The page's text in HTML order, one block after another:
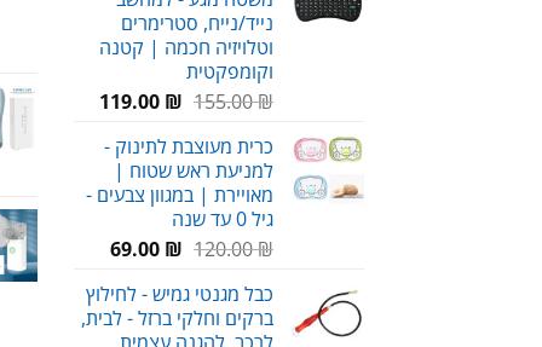
נייד/נייח, סטרימרים
וטלויזיה חכמה | קטנה
וקומפקטית
155.00₪
המחיר
היה:
155.00 ₪.
119.00 ₪
המחיר
כרית מעוצבת לתינוק -
למניעת ראש שטוח |
מאויירת | במגוון צבעים -
גיל 0 עד שנה
120.00₪
המחיר
היה:
120.00 ₪.
69.00 ₪
המחיר
הוא:
69.00 ₪.
כבל מגנטי גמיש - לחילוץ
ברקים וחלקי ברזל - לבית,